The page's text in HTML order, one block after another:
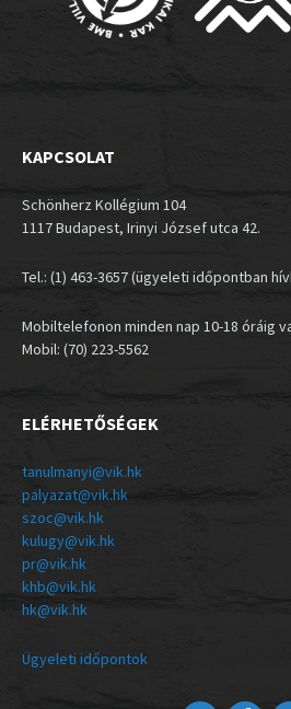
KAPCSOLAT
Schönherz Kollégium 104
1117 Budapest, Irinyi József utca 42.
Tel.: (1) 463-3657 (ügyeleti időpontban
Mobiltelefonon minden nap 10-18 óráig
Mobil: (70) 223-5562
ELÉRHETŐSÉGEK
tanulmanyi@vik.hk
palyazat@vik.hk
szoc@vik.hk
kulugy@vik.hk
pr@vik.hk
khb@vik.hk
hk@vik.hk
Ügyeleti időpontok